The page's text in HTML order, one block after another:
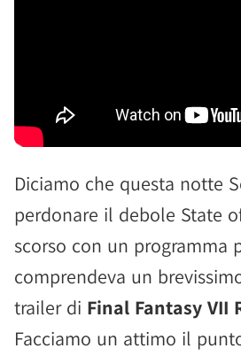
Diciamo che questa notte
perdonare il debole State
scorso con un programma
comprendeva un
trailer di Final Fantasy VII
Facciamo un attimo il